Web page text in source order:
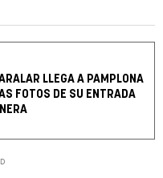
LLEGA A PAMPLONA
FOTOS DE SU ENTRADA